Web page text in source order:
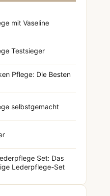
mit Vaseline
Testsieger
Pflege: Die Besten
selbstgemacht
Set: Das
Lederpflege-Set